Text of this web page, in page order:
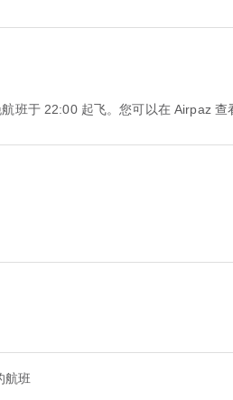
班于 22:00 起飞。您可以在 Airpaz 查
航班